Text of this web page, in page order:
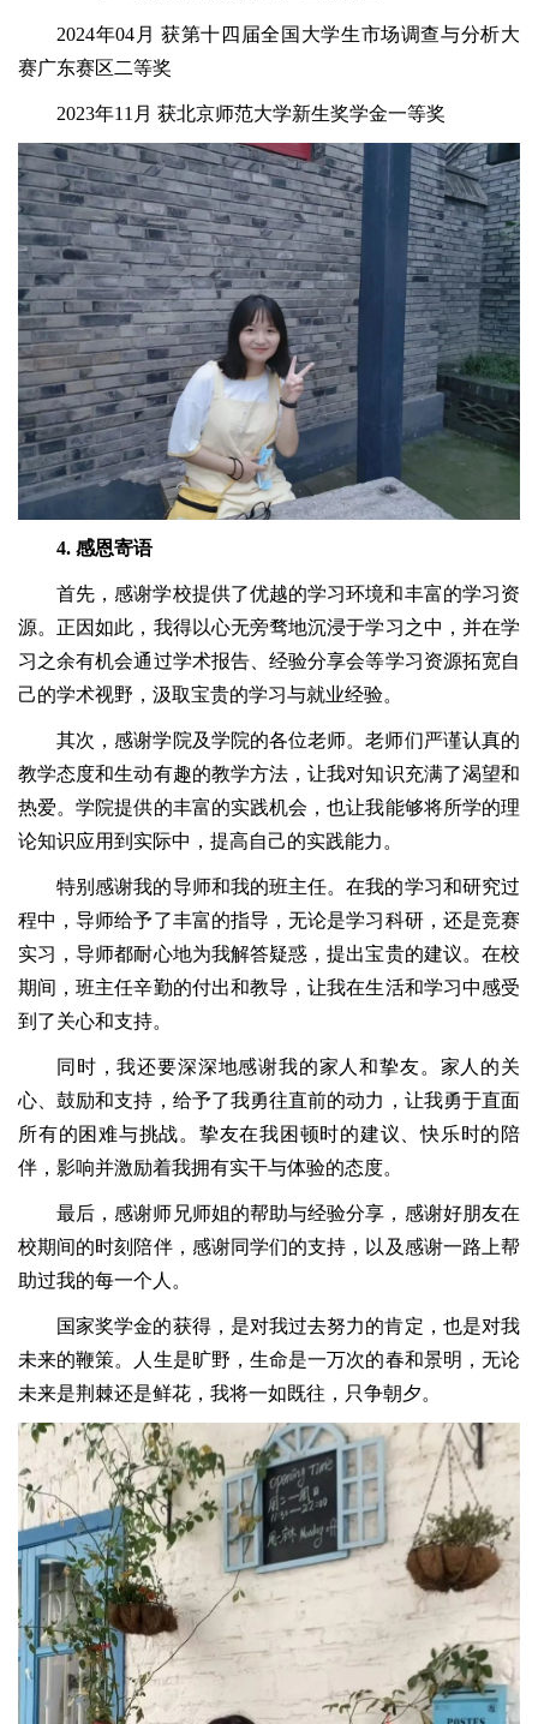
2024年04月 获第十四届全国大学生市场调查与分析大
赛广东赛区二等奖
2023年11月 获北京师范大学新生奖学金一等奖
4. 感恩寄语
首先，感谢学校提供了优越的学习环境和丰富的学习资
源。正因如此，我得以心无旁骛地沉浸于学习之中，并在学
习之余有机会通过学术报告、经验分享会等学习资源拓宽自
己的学术视野，汲取宝贵的学习与就业经验。
其次，感谢学院及学院的各位老师。老师们严谨认真的
教学态度和生动有趣的教学方法，让我对知识充满了渴望和
热爱。学院提供的丰富的实践机会，也让我能够将所学的理
论知识应用到实际中，提高自己的实践能力。
特别感谢我的导师和我的班主任。在我的学习和研究过
程中，导师给予了丰富的指导，无论是学习科研，还是竞赛
实习，导师都耐心地为我解答疑惑，提出宝贵的建议。在校
期间，班主任辛勤的付出和教导，让我在生活和学习中感受
到了关心和支持。
同时，我还要深深地感谢我的家人和挚友。家人的关
心、鼓励和支持，给予了我勇往直前的动力，让我勇于直面
所有的困难与挑战。挚友在我困顿时的建议、快乐时的陪
伴，影响并激励着我拥有实干与体验的态度。
最后，感谢师兄师姐的帮助与经验分享，感谢好朋友在
校期间的时刻陪伴，感谢同学们的支持，以及感谢一路上帮
助过我的每一个人。
国家奖学金的获得，是对我过去努力的肯定，也是对我
未来的鞭策。人生是旷野，生命是一万次的春和景明，无论
未来是荆棘还是鲜花，我将一如既往，只争朝夕。